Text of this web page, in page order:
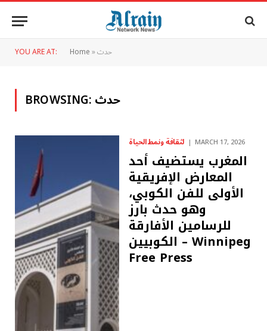
YOU ARE AT: Home»حدث
BROWSING:حدث
لثقافة ونمط الحياة MARCH 17, 2026
المغرب يستضيف أحد
المعارض الإفريقية
الأولى للفن الكوبي،
وهو حدث بارز
للرسامين الأفارقة
الكوبيين – Winnipeg
Free Press